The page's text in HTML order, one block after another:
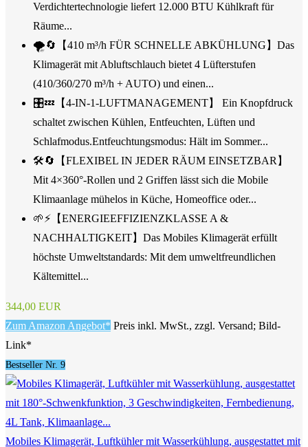
Verdichtertechnologie liefert 12.000 BTU Kühlkraft für
Räume...
🌪️🔄【410 m³/h FÜR SCHNELLE ABKÜHLUNG】Das
Klimagerät mit Abluftschlauch bietet 4 Lüfterstufen
(410/360/270 m³/h + AUTO) und einen...
🎛️💤【4-IN-1-LUFTMANAGEMENT】 Ein Knopfdruck
schaltet zwischen Kühlen, Entfeuchten, Lüften und
Schlafmodus.Entfeuchtungsmodus: Hält im Sommer...
🛠️🔄【FLEXIBEL IN JEDER RÄUM EINSETZBAR】
Mit 4×360°-Rollen und 2 Griffen lässt sich die Mobile
Klimaanlage mühelos in Küche, Homeoffice oder...
🌱⚡【ENERGIEEFFIZIENZKLASSE A &
NACHHALTIGKEIT】Das Mobiles Klimagerät erfüllt
höchste Umweltstandards: Mit dem umweltfreundlichen
Kältemittel...
344,00 EUR
Zum Amazon Angebot* Preis inkl. MwSt., zzgl. Versand; Bild-
Link*
Bestseller Nr. 9
Mobiles Klimagerät, Luftkühler mit Wasserkühlung, ausgestattet mit